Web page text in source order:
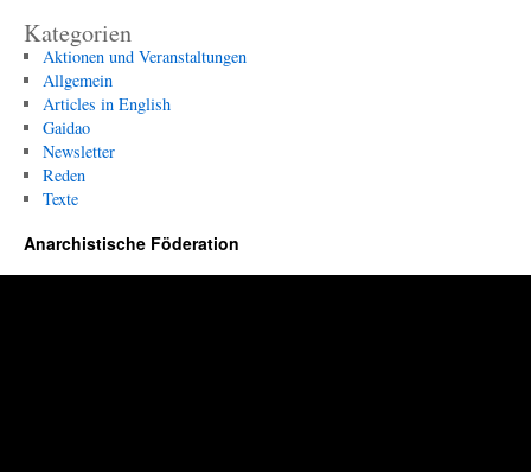
Kategorien
Aktionen und Veranstaltungen
Allgemein
Articles in English
Gaidao
Newsletter
Reden
Texte
Anarchistische Föderation